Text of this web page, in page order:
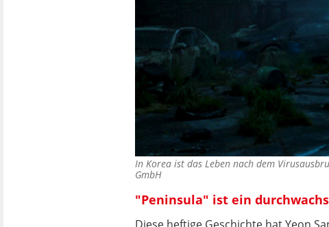
In Korea ist das Leben nach dem
GmbH
"Peninsula" ist ein